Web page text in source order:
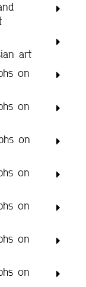
art
on
on
on
on
on
on
on